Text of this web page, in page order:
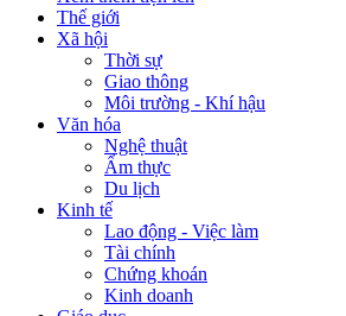
Thế giới
Xã hội
Thời sự
Giao thông
Môi trường - Khí hậu
Văn hóa
Nghệ thuật
Ẩm thực
Du lịch
Kinh tế
Lao động - Việc làm
Tài chính
Chứng khoán
Kinh doanh